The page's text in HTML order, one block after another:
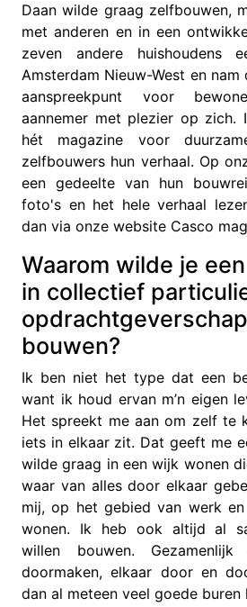
Daan wilde graag zelfbouwen,
met anderen en in een
zeven andere huishoudens
Amsterdam Nieuw-West en
aanspreekpunt voor
aannemer met plezier op zich.
hét magazine voor
zelfbouwers hun verhaal. Op
een gedeelte van hun
foto's en het hele verhaal
dan via onze website Casco
Waarom wilde je
in collectief
bouwen?
Ik ben niet het type dat een
want ik houd ervan m’n eigen
Het spreekt me aan om zelf te
iets in elkaar zit. Dat geeft me
wilde graag in een wijk wonen
waar van alles door elkaar
mij, op het gebied van werk
wonen. Ik heb ook altijd al
willen bouwen.
doormaken, elkaar door en
dan al meteen veel goede buren